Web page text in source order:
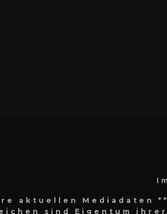
aktuellen Mediadaten
sind Eigentum